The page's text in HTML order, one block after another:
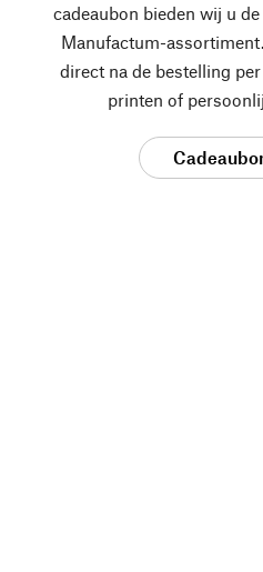
cadeaubon bieden wij u
Manufactum-
direct na de bestelling
printen of